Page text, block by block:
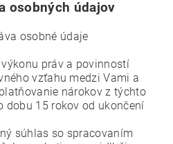
osobných údajov
osobné údaje
práv a povinností
vzťahu medzi Vami a
nárokov z týchto
dobu 15 rokov od ukončení
súhlas so spracovaním